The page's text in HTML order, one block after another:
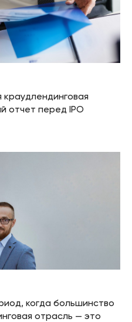
отчет перед IPO
когда большинство
отрасль — это